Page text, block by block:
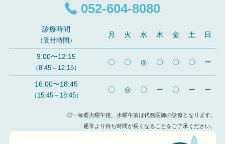
052-604-8080
診療時間
（受付時間）
月 火 水 木 金 土 日
9:00〜12:15
（8:45～12:15）
〇 〇 ◎ 〇 〇 〇 ー
16:00〜18:45
（15:45～18:45）
〇 ◎ 〇 ー 〇 ー ー
◎‥毎週火曜午後、水曜午前は代務医師の診療となります。
通常より待ち時間が長くなることをご了承ください。